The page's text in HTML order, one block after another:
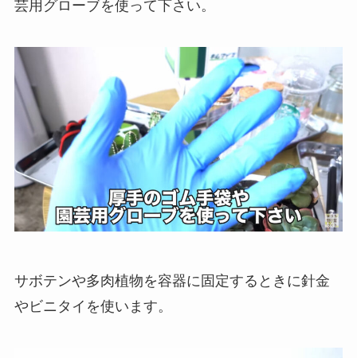
芸用グローブを使って下さい。
サボテンや多肉植物を容器に固定するときに針金
やビニタイを使います。